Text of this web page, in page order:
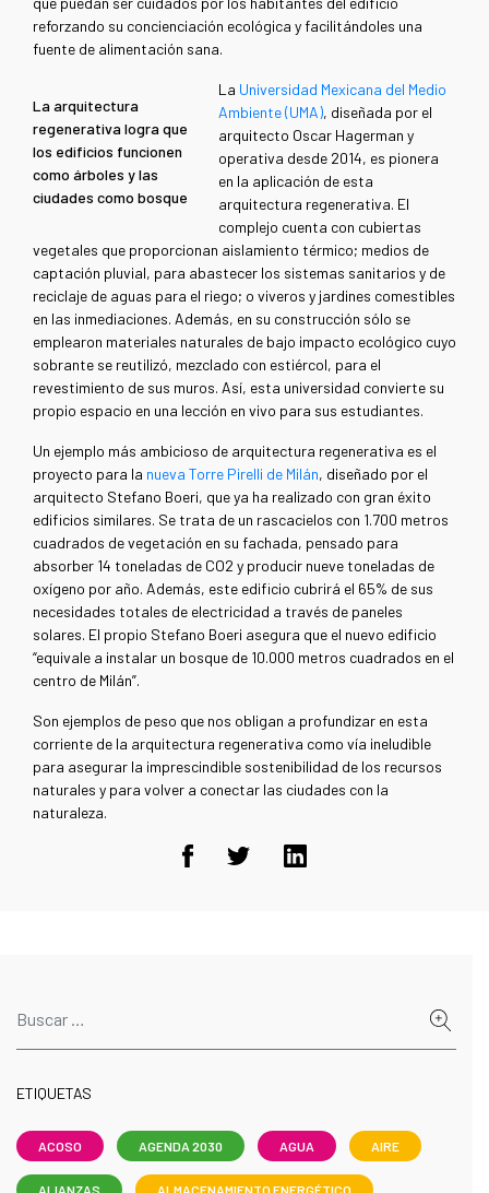
reforzando su concienciación ecológica y facilitándoles una
fuente de alimentación sana.
La arquitectura
regenerativa logra que
los edificios funcionen
como árboles y las
ciudades como bosque
La Universidad Mexicana del Medio
Ambiente (UMA), diseñada por el
arquitecto Oscar Hagerman y
operativa desde 2014, es pionera
en la aplicación de esta
arquitectura regenerativa. El
complejo cuenta con cubiertas
vegetales que proporcionan aislamiento térmico; medios de
captación pluvial, para abastecer los sistemas sanitarios y de
reciclaje de aguas para el riego; o viveros y jardines comestibles
en las inmediaciones. Además, en su construcción sólo se
emplearon materiales naturales de bajo impacto ecológico cuyo
sobrante se reutilizó, mezclado con estiércol, para el
revestimiento de sus muros. Así, esta universidad convierte su
propio espacio en una lección en vivo para sus estudiantes.
Un ejemplo más ambicioso de arquitectura regenerativa es el
proyecto para la nueva Torre Pirelli de Milán, diseñado por el
arquitecto Stefano Boeri, que ya ha realizado con gran éxito
edificios similares. Se trata de un rascacielos con 1.700 metros
cuadrados de vegetación en su fachada, pensado para
absorber 14 toneladas de CO2 y producir nueve toneladas de
oxígeno por año. Además, este edificio cubrirá el 65% de sus
necesidades totales de electricidad a través de paneles
solares. El propio Stefano Boeri asegura que el nuevo edificio
“equivale a instalar un bosque de 10.000 metros cuadrados en el
centro de Milán”.
Son ejemplos de peso que nos obligan a profundizar en esta
corriente de la arquitectura regenerativa como vía ineludible
para asegurar la imprescindible sostenibilidad de los recursos
naturales y para volver a conectar las ciudades con la
naturaleza.
ETIQUETAS
ACOSO AGENDA 2030 AGUA AIRE
ALIANZAS ALMACENAMIENTO ENERGÉTICO